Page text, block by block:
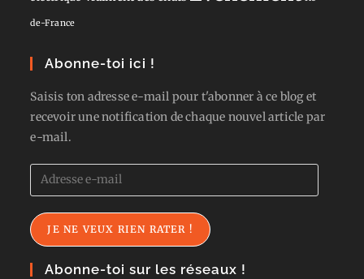
de-France
Abonne-toi ici !
Saisis ton adresse e-mail pour t'abonner à ce blog et
recevoir une notification de chaque nouvel article par
e-mail.
Adresse
e-
mail
JE NE VEUX RIEN RATER !
Abonne-toi sur les réseaux !